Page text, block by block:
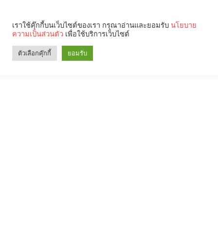
เราใช้คุ๊กกี้บนเว็บไซต์ของเรา กรุณาอ่านและยอมรับ นโยบาย
ความเป็นส่วนตัว เพื่อใช้บริการเว็บไซต์
ตัวเลือกคุ๊กกี้ ยอมรับ